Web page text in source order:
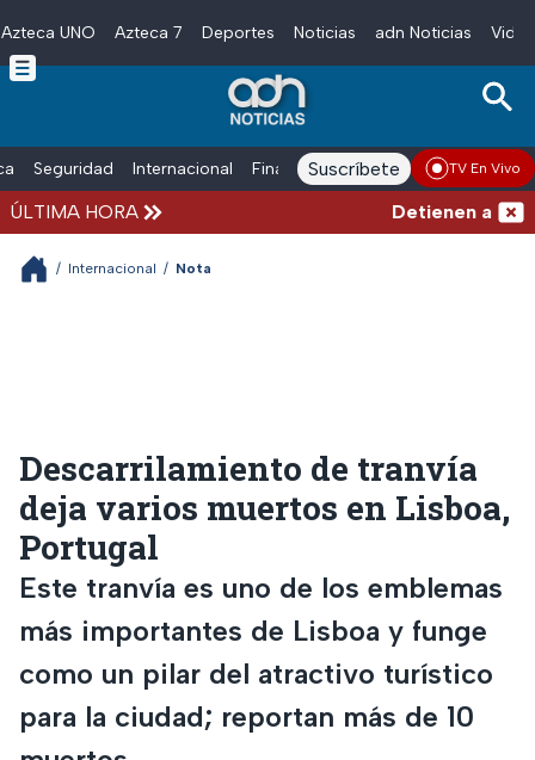
Skip to main content
Azteca UNO Azteca 7 Deportes Noticias adn Noticias
Seguridad Internacional Finanzas adn Noticias Radio
Suscríbete TV En Vivo
ÚLTIMA HORA Detienen al
/ Internacional / Nota
Descarrilamiento de tranvía
deja varios muertos en Lisboa,
Portugal
Este tranvía es uno de los emblemas
más importantes de Lisboa y funge
como un pilar del atractivo turístico
para la ciudad; reportan más de 10